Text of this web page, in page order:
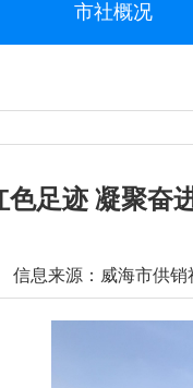
市社概况
色足迹 凝聚奋
信息来源： 威海市供销